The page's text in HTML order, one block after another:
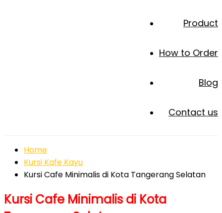
Product
How to Order
Blog
Contact us
Home
Kursi Kafe Kayu
Kursi Cafe Minimalis di Kota Tangerang Selatan
Kursi Cafe Minimalis di Kota